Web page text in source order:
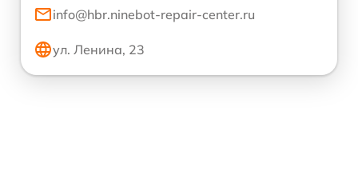
info@hbr.ninebot-repair-center.ru
ул. Ленина, 23